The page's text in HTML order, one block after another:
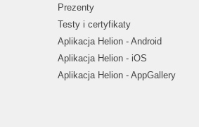
Prezenty
Testy i certyfikaty
Aplikacja Helion - Android
Aplikacja Helion - iOS
Aplikacja Helion - AppGallery